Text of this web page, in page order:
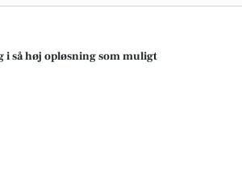
i så høj opløsning som muligt